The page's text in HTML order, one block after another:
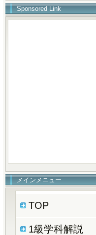
Sponsored Link
メインメニュー
TOP
1級学科解説